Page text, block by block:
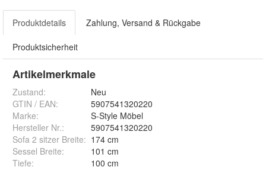
Zustand:
GTIN / EAN:
5907541320220
Hersteller Nr.:
Sofa 2 sitzer Breite: 174 cm
Sessel Breite
Tiefe:
100 cm
Höhe:
86 cm
Sitzhöhe:
43 cm
Füße:
Metall
Sitz:
Federn und hochelastischer Schaumstoff
Stoff:
Samt-Stoff
Design :
Skandinavisch, Modern, Boho
Farbe